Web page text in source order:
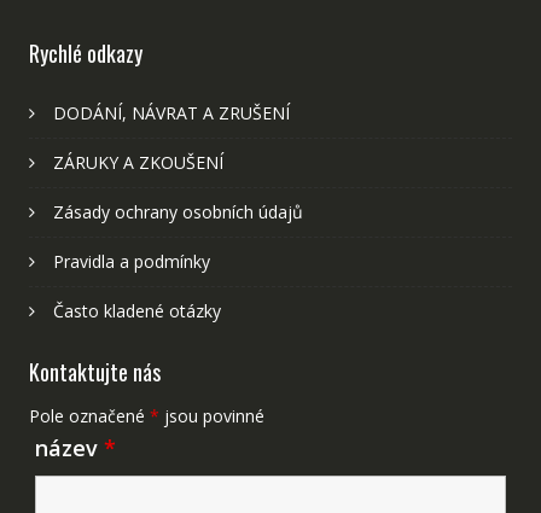
Rychlé odkazy
DODÁNÍ, NÁVRAT A ZRUŠENÍ
ZÁRUKY A ZKOUŠENÍ
Zásady ochrany osobních údajů
Pravidla a podmínky
Často kladené otázky
Kontaktujte nás
Pole označené * jsou povinné
název *